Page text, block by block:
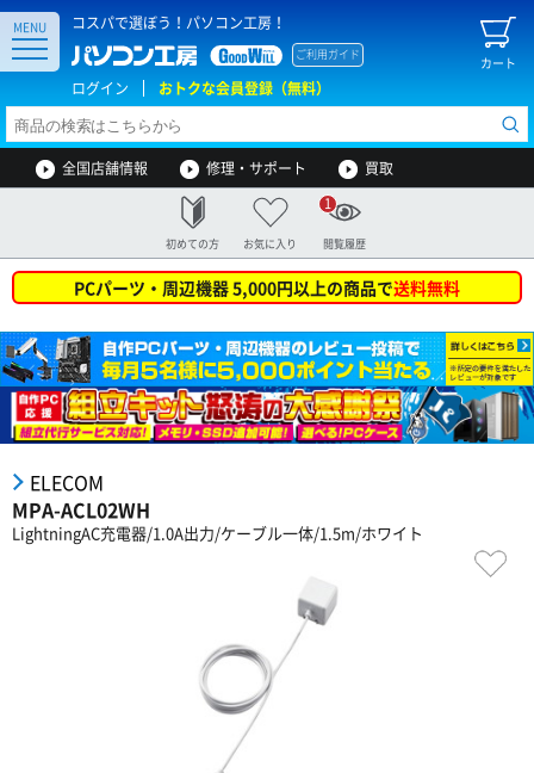
コスパで選ぼう！パソコン工房！
カート
ご利用ガイド
ログイン おトクな会員登録（無料）
MENU
全国店舗情報 修理・サポート 買取
初めての方 お気に入り 閲覧履歴
1
PCパーツ・周辺機器 5,000円以上の商品で送料無料
ELECOM
MPA-ACL02WH
LightningAC充電器/1.0A出力/ケーブル一体/1.5m/ホワイト